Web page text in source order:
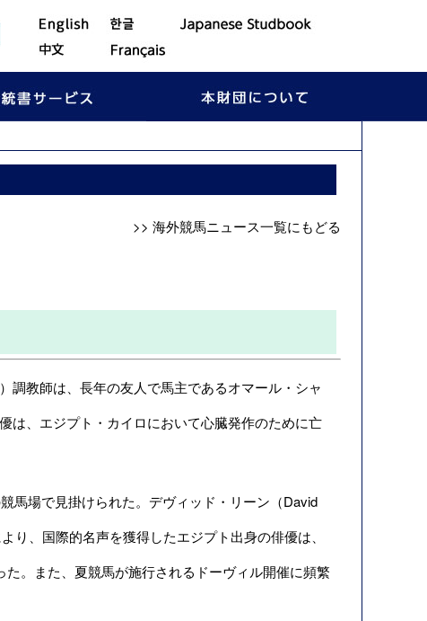
>> 海外競馬ニュース一覧にもどる
教師は、長年の友人で馬主であるオマール・シャ
は、エジプト・カイロにおいて心臓発作のために亡
馬場で見掛けられた。デヴィッド・リーン（David
、国際的名声を獲得したエジプト出身の俳優は、
。また、夏競馬が施行されるドーヴィル開催に頻繁